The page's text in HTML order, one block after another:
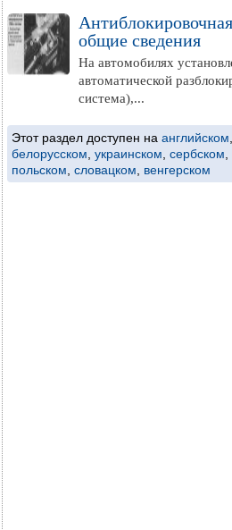
общие сведения
На автомобилях
автоматической
система),...
Этот раздел доступен на английском
белорусском украинском сербском
польском словацком венгерском